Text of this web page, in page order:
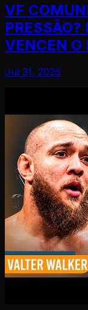
VF
VENCEN O
Jul 31, 2026